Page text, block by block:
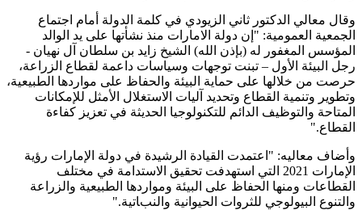
وقال معالي الدكتور ثاني الزيودي في كلمة الدولة أمام اجتماع
الجمعية العمومية: "إن دولة الامارات منذ نشأتها على يد الوالد
المؤسس المغفور له (بإذن الله) الشيخ زايد بن سلطان آل نهيان -
رجل البيئة الأول – تبنت توجهات وسياسات داعمة لقطاع الزراعة،
حرصت من خلالها على حماية البيئة والحفاظ على مواردها الطبيعية،
وتطوير وتنمية القطاع وتحديد آليات الاستغلال الأمثل للإمكانات
المتاحة والتوظيف الدائم للتكنولوجيا الحديثة في تعزيز كفاءة
القطاع."
وأضاف معاليه: "اعتمدت القيادة الرشيدة في دولة الإمارات رؤية
الإمارات 2021 التي استهدفت تحقيق الاستدامة في مختلف
القطاعات ومنها الحفاظ على البيئة ومواردها الطبيعية والزراعة
والتنوع البيولوجي للثروات الحيوانية والنباتية."